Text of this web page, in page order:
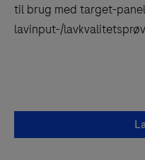
til brug med target-
lavinput-/